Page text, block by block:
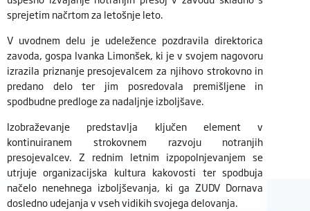
sprejetim načrtom za letošnje leto.
V uvodnem delu je udeležence pozdravila direktorica
zavoda, gospa Ivanka Limonšek, ki je v svojem nagovoru
izrazila priznanje presojevalcem za njihovo strokovno in
predano delo ter jim posredovala premišljene in
spodbudne predloge za nadaljnje izboljšave.
Izobraževanje predstavlja ključen element v
kontinuiranem strokovnem razvoju notranjih
presojevalcev. Z rednim letnim izpopolnjevanjem se
utrjuje organizacijska kultura kakovosti ter spodbuja
načelo nenehnega izboljševanja, ki ga ZUDV Dornava
dosledno udejanja v vseh vidikih svojega delovanja.